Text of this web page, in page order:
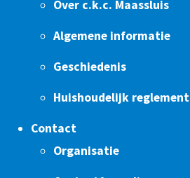
Over c.k.c. Maassluis
Algemene informatie
Geschiedenis
Huishoudelijk reglement
Contact
Organisatie